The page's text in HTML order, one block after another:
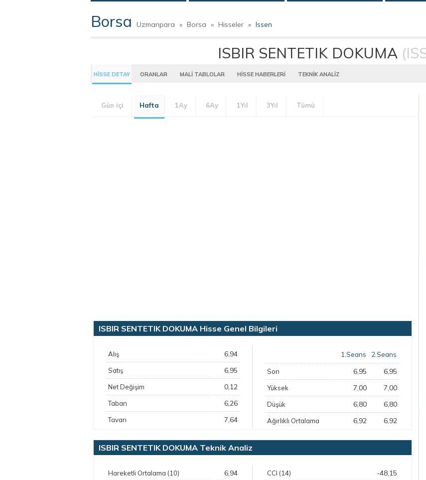
Borsa Uzmanpara » Borsa » Hisseler » Issen
ISBIR SENTETIK DOKUMA
HİSSE DETAY ORANLAR MALİ TABLOLAR HİSSE HABERLERİ TEKNİK ANALİZ
Gün içi Hafta 1Ay 6Ay 1Yıl 3Yıl Tümü
ISBIR SENTETIK DOKUMA Hisse Genel Bilgileri
Alış 6,94
Satış 6,95
Net Değişim 0,12
Taban 6,26
Tavan 7,64
1.Seans 2.Seans
Son 6,95 6,95
Yüksek 7,00 7,00
Düşük 6,80 6,80
Ağırlıklı Ortalama 6,92 6,92
ISBIR SENTETIK DOKUMA Teknik Analiz
Hareketli Ortalama (10) 6,94 CCI (14) -48,15